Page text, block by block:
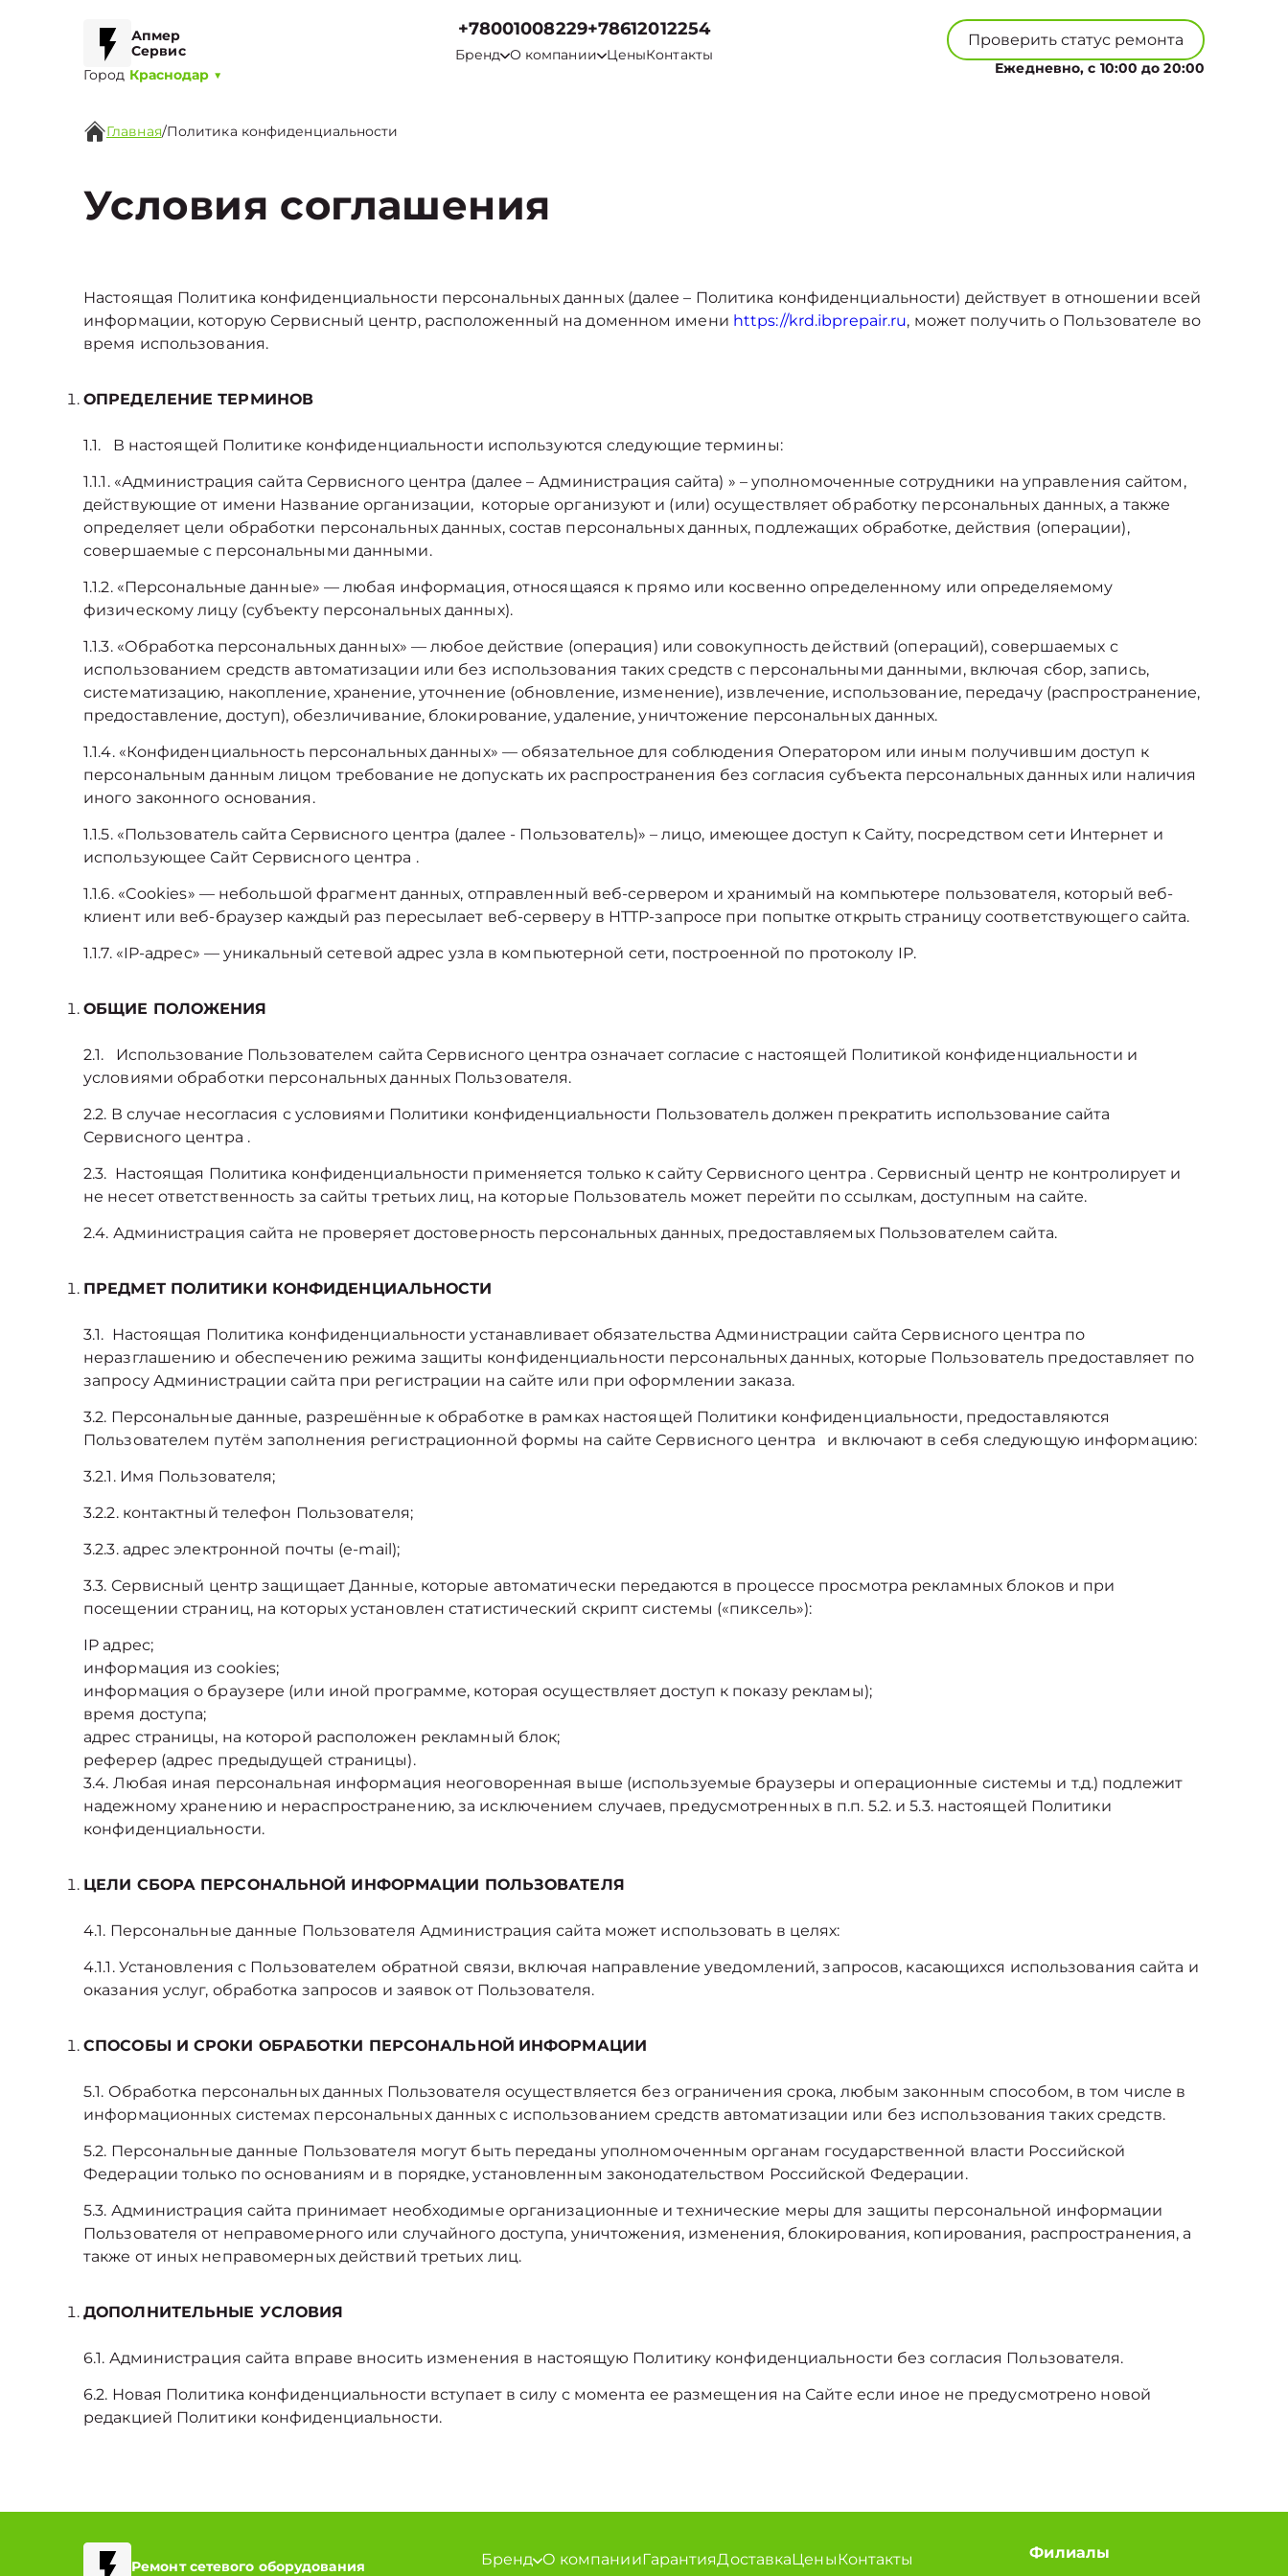
Апмер
Сервис
Город Краснодар ▼
+78001008229+78612012254
Бренд О компании ЦеныКонтакты
Проверить статус ремонта
Ежедневно, с 10:00 до 20:00
Главная/Политика конфиденциальности
Условия соглашения
Настоящая Политика конфиденциальности персональных данных (далее – Политика конфиденциальности) действует в отношении всей
информации, которую Сервисный центр, расположенный на доменном имени https://krd.ibprepair.ru, может получить о Пользователе во
время использования.
ОПРЕДЕЛЕНИЕ ТЕРМИНОВ
1.1. В настоящей Политике конфиденциальности используются следующие термины:
1.1.1. «Администрация сайта Сервисного центра (далее – Администрация сайта) » – уполномоченные сотрудники на управления сайтом,
действующие от имени Название организации, которые организуют и (или) осуществляет обработку персональных данных, а также
определяет цели обработки персональных данных, состав персональных данных, подлежащих обработке, действия (операции),
совершаемые с персональными данными.
1.1.2. «Персональные данные» — любая информация, относящаяся к прямо или косвенно определенному или определяемому
физическому лицу (субъекту персональных данных).
1.1.3. «Обработка персональных данных» — любое действие (операция) или совокупность действий (операций), совершаемых с
использованием средств автоматизации или без использования таких средств с персональными данными, включая сбор, запись,
систематизацию, накопление, хранение, уточнение (обновление, изменение), извлечение, использование, передачу (распространение,
предоставление, доступ), обезличивание, блокирование, удаление, уничтожение персональных данных.
1.1.4. «Конфиденциальность персональных данных» — обязательное для соблюдения Оператором или иным получившим доступ к
персональным данным лицом требование не допускать их распространения без согласия субъекта персональных данных или наличия
иного законного основания.
1.1.5. «Пользователь сайта Сервисного центра (далее ‑ Пользователь)» – лицо, имеющее доступ к Сайту, посредством сети Интернет и
использующее Сайт Сервисного центра .
1.1.6. «Cookies» — небольшой фрагмент данных, отправленный веб-сервером и хранимый на компьютере пользователя, который веб-
клиент или веб-браузер каждый раз пересылает веб-серверу в HTTP-запросе при попытке открыть страницу соответствующего сайта.
1.1.7. «IP-адрес» — уникальный сетевой адрес узла в компьютерной сети, построенной по протоколу IP.
ОБЩИЕ ПОЛОЖЕНИЯ
2.1. Использование Пользователем сайта Сервисного центра означает согласие с настоящей Политикой конфиденциальности и
условиями обработки персональных данных Пользователя.
2.2. В случае несогласия с условиями Политики конфиденциальности Пользователь должен прекратить использование сайта
Сервисного центра .
2.3. Настоящая Политика конфиденциальности применяется только к сайту Сервисного центра . Сервисный центр не контролирует и
не несет ответственность за сайты третьих лиц, на которые Пользователь может перейти по ссылкам, доступным на сайте.
2.4. Администрация сайта не проверяет достоверность персональных данных, предоставляемых Пользователем сайта.
ПРЕДМЕТ ПОЛИТИКИ КОНФИДЕНЦИАЛЬНОСТИ
3.1. Настоящая Политика конфиденциальности устанавливает обязательства Администрации сайта Сервисного центра по
неразглашению и обеспечению режима защиты конфиденциальности персональных данных, которые Пользователь предоставляет по
запросу Администрации сайта при регистрации на сайте или при оформлении заказа.
3.2. Персональные данные, разрешённые к обработке в рамках настоящей Политики конфиденциальности, предоставляются
Пользователем путём заполнения регистрационной формы на cайте Сервисного центра и включают в себя следующую информацию:
3.2.1. Имя Пользователя;
3.2.2. контактный телефон Пользователя;
3.2.3. адрес электронной почты (e-mail);
3.3. Сервисный центр защищает Данные, которые автоматически передаются в процессе просмотра рекламных блоков и при
посещении страниц, на которых установлен статистический скрипт системы («пиксель»):
IP адрес;
информация из cookies;
информация о браузере (или иной программе, которая осуществляет доступ к показу рекламы);
время доступа;
адрес страницы, на которой расположен рекламный блок;
реферер (адрес предыдущей страницы).
3.4. Любая иная персональная информация неоговоренная выше (используемые браузеры и операционные системы и т.д.) подлежит
надежному хранению и нераспространению, за исключением случаев, предусмотренных в п.п. 5.2. и 5.3. настоящей Политики
конфиденциальности.
ЦЕЛИ СБОРА ПЕРСОНАЛЬНОЙ ИНФОРМАЦИИ ПОЛЬЗОВАТЕЛЯ
4.1. Персональные данные Пользователя Администрация сайта может использовать в целях:
4.1.1. Установления с Пользователем обратной связи, включая направление уведомлений, запросов, касающихся использования сайта и
оказания услуг, обработка запросов и заявок от Пользователя.
СПОСОБЫ И СРОКИ ОБРАБОТКИ ПЕРСОНАЛЬНОЙ ИНФОРМАЦИИ
5.1. Обработка персональных данных Пользователя осуществляется без ограничения срока, любым законным способом, в том числе в
информационных системах персональных данных с использованием средств автоматизации или без использования таких средств.
5.2. Персональные данные Пользователя могут быть переданы уполномоченным органам государственной власти Российской
Федерации только по основаниям и в порядке, установленным законодательством Российской Федерации.
5.3. Администрация сайта принимает необходимые организационные и технические меры для защиты персональной информации
Пользователя от неправомерного или случайного доступа, уничтожения, изменения, блокирования, копирования, распространения, а
также от иных неправомерных действий третьих лиц.
ДОПОЛНИТЕЛЬНЫЕ УСЛОВИЯ
6.1. Администрация сайта вправе вносить изменения в настоящую Политику конфиденциальности без согласия Пользователя.
6.2. Новая Политика конфиденциальности вступает в силу с момента ее размещения на Сайте если иное не предусмотрено новой
редакцией Политики конфиденциальности.
Ремонт сетевого оборудования Бренд О компанииГарантияДоставкаЦеныКонтакты Филиалы